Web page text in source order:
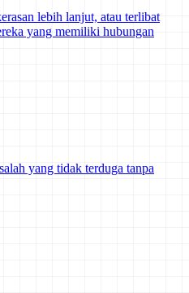
lebih lanjut, atau terlibat
yang memiliki hubungan
yang tidak terduga tanpa